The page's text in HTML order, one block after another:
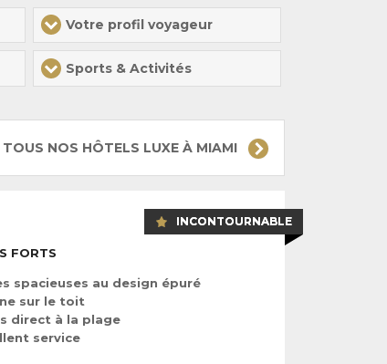
Votre profil voyageur
Sports & Activités
TOUS NOS HÔTELS LUXE À MIAMI
INCONTOURNABLE
FORTS
spacieuses au design épuré
sur le toit
direct à la plage
service